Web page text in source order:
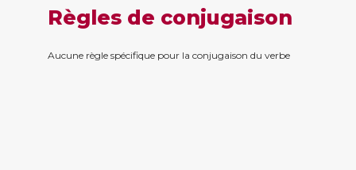
Règles de conjugaison
Aucune règle spécifique pour la conjugaison du verbe